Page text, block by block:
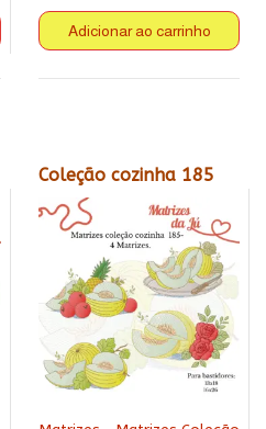
Adicionar ao carrinho
Coleção cozinha 185